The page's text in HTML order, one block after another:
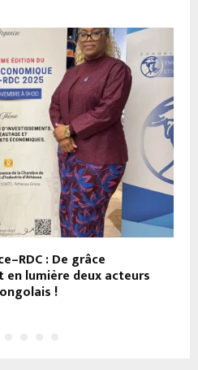
: De grâce
lumière deux acteurs
!